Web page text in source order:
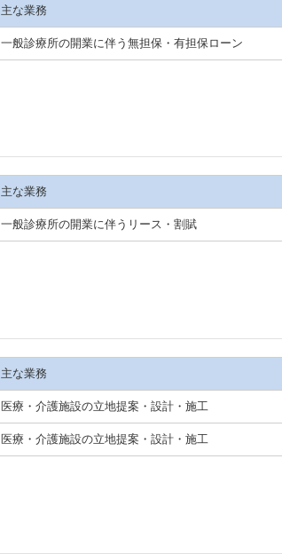
主な業務
一般診療所の開業に伴う無担保・有担保ローン
主な業務
一般診療所の開業に伴うリース・割賦
主な業務
医療・介護施設の立地提案・設計・施工
医療・介護施設の立地提案・設計・施工